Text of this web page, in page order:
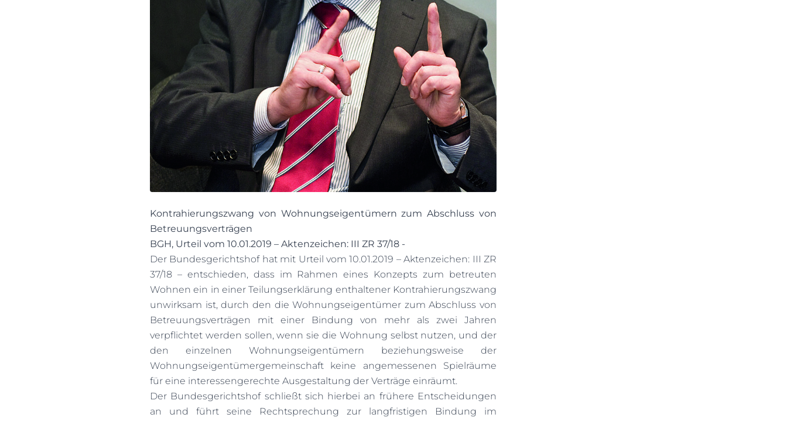
Kontrahierungszwang von Wohnungseigentümern zum Abschluss von
Betreuungsverträgen
BGH, Urteil vom 10.01.2019 – Aktenzeichen: III ZR 37/18 -
Der Bundesgerichtshof hat mit Urteil vom 10.01.2019 – Aktenzeichen: III ZR
37/18 – entschieden, dass im Rahmen eines Konzepts zum betreuten
Wohnen ein in einer Teilungserklärung enthaltener Kontrahierungszwang
unwirksam ist, durch den die Wohnungseigentümer zum Abschluss von
Betreuungsverträgen mit einer Bindung von mehr als zwei Jahren
verpflichtet werden sollen, wenn sie die Wohnung selbst nutzen, und der
den einzelnen Wohnungseigentümern beziehungsweise der
Wohnungseigentümergemeinschaft keine angemessenen Spielräume
für eine interessengerechte Ausgestaltung der Verträge einräumt.
Der Bundesgerichtshof schließt sich hierbei an frühere Entscheidungen
an und führt seine Rechtsprechung zur langfristigen Bindung im